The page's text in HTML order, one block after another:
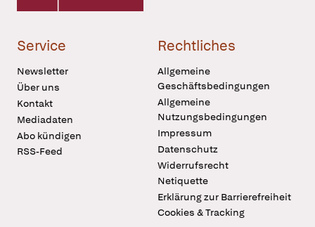
Service
Newsletter
Über uns
Kontakt
Mediadaten
Abo kündigen
RSS-Feed
Rechtliches
Allgemeine
Geschäftsbedingungen
Allgemeine
Nutzungsbedingungen
Impressum
Datenschutz
Widerrufsrecht
Netiquette
Erklärung zur Barrierefreiheit
Cookies & Tracking